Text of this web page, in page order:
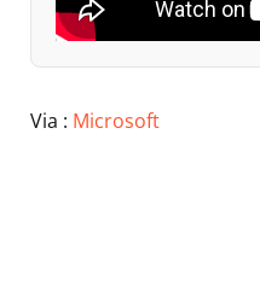
Via : Microsoft